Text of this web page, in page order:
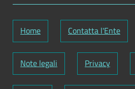
Home Contatta l'Ente
Note legali Privacy